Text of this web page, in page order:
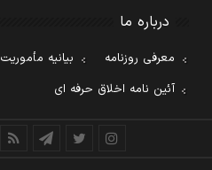
درباره ما
معرفی روزنامه
بیانیه مأموریت
آئین نامه اخلاق حرفه ای